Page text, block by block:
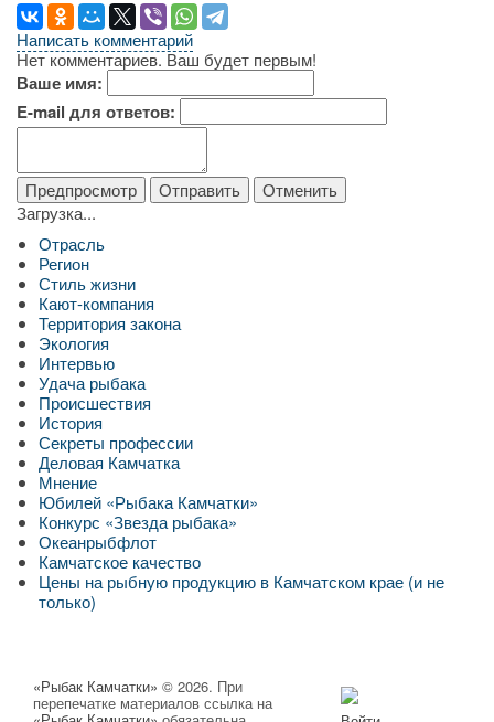
Написать комментарий
Нет комментариев. Ваш будет первым!
Ваше имя:
E-mail для ответов:
Загрузка...
Отрасль
Регион
Стиль жизни
Кают-компания
Территория закона
Экология
Интервью
Удача рыбака
Происшествия
История
Секреты профессии
Деловая Камчатка
Мнение
Юбилей «Рыбака Камчатки»
Конкурс «Звезда рыбака»
Океанрыбфлот
Камчатское качество
Цены на рыбную продукцию в Камчатском крае (и не
только)
«Рыбак Камчатки» © 2026. При
перепечатке материалов ссылка на